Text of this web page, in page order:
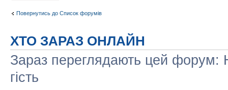
Повернутись до Список форумів
ХТО ЗАРАЗ ОНЛАЙН
Зараз переглядають цей форум:
гість